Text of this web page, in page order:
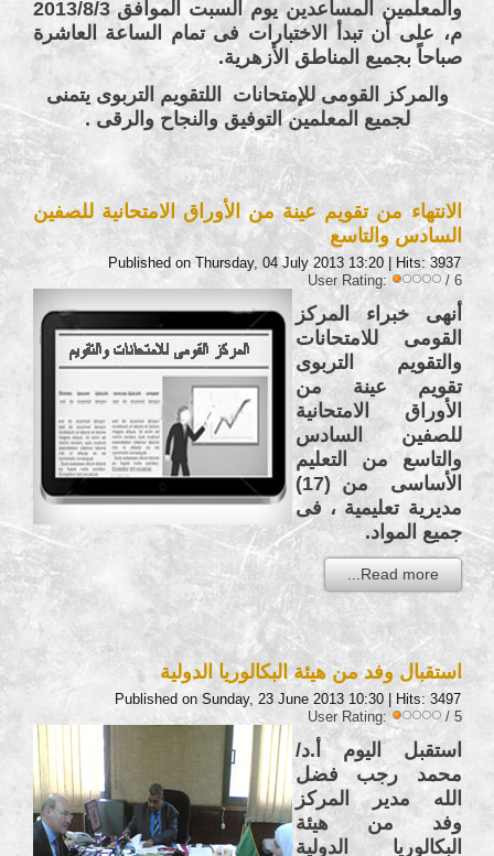
والمعلمين المساعدين يوم السبت الموافق 2013/8/3
م، على أن تبدأ الاختبارات فى تمام الساعة العاشرة
صباحاً بجميع المناطق الأزهرية.
والمركز القومى للإمتحانات اللتقويم التربوى يتمنى
لجميع المعلمين التوفيق والنجاح والرقى .
الانتهاء من تقويم عينة من الأوراق الامتحانية للصفين
السادس والتاسع
Published on Thursday, 04 July 2013 13:20| Hits: 3937
User Rating:
/ 6
أنهى خبراء المركز
القومى للامتحانات
والتقويم التربوى
تقويم عينة من
الأوراق الامتحانية
للصفين السادس
والتاسع من التعليم
الأساسى من (17)
مديرية تعليمية ، فى
جميع المواد.
Read more...
استقبال وفد من هيئة البكالوريا الدولية
Published on Sunday, 23 June 2013 10:30| Hits: 3497
User Rating:
/ 5
استقبل اليوم أ.د/
محمد رجب فضل
الله مدير المركز
وفد من هيئة
البكالوريا الدولية